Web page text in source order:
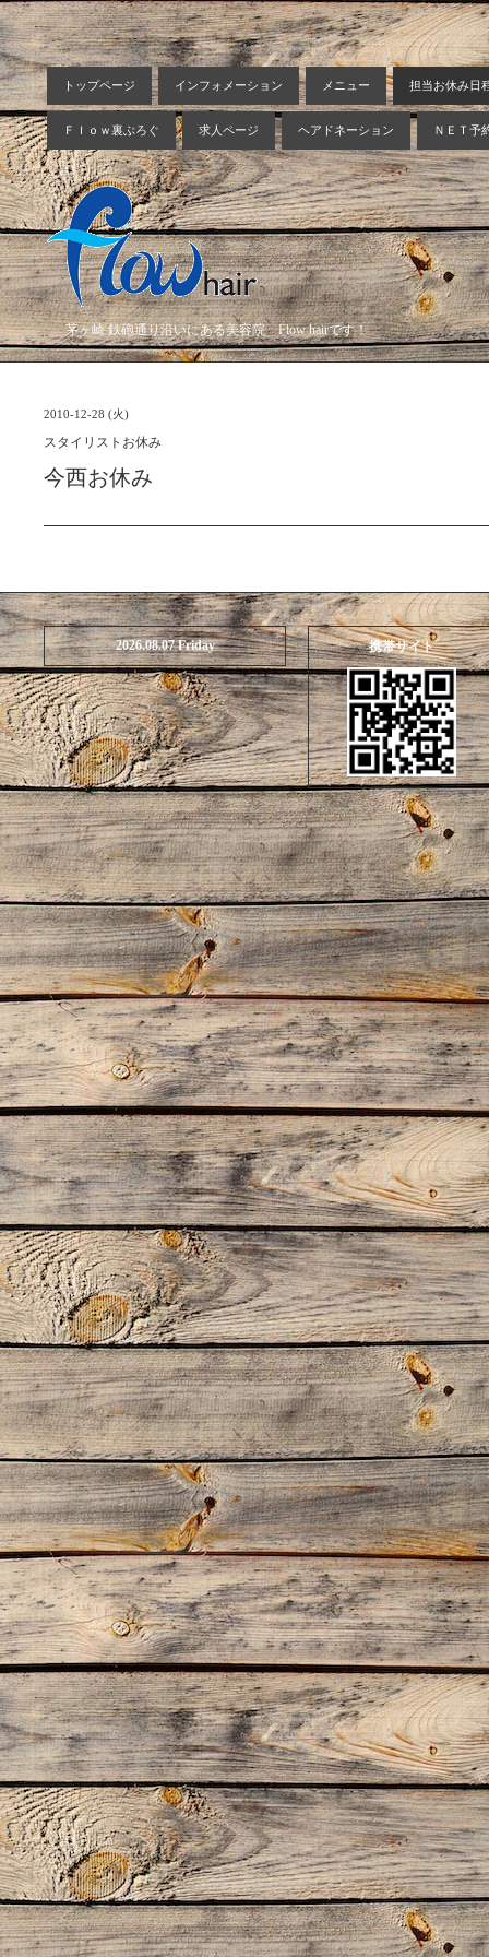
トップページ インフォメーション メニュー 担当お休み日
Ｆｌｏｗ裏ぶろぐ 求人ページ ヘアドネーション ＮＥＴ予
茅ヶ崎 鉄砲通り沿いにある美容院 Flow hairです！
2010-12-28 (火)
スタイリストお休み
今西お休み
2026.08.07 Friday 携帯サイト